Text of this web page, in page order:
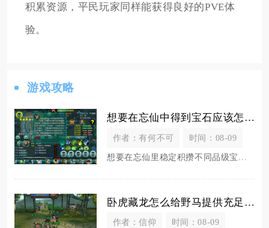
积累资源，平民玩家同样能获得良好的PVE体
验。
游戏攻略
想要在忘仙中得到宝石应该怎么办
作者：有何不可 时间：08-09
卧虎藏龙怎么给野马提供充足的食物
作者：信仰 时间：08-09